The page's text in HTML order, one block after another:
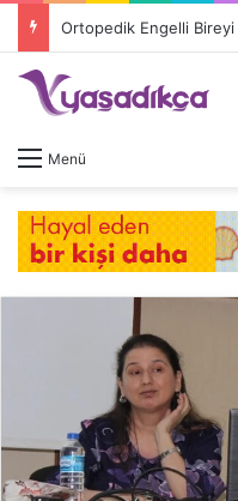
Menü